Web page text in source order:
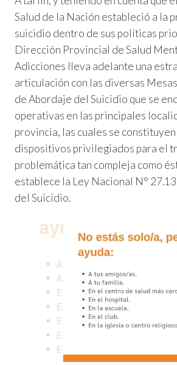
Salud de la Nación estableció a la
suicidio dentro de sus políticas
Dirección Provincial de Salud
Adicciones lleva adelante una
articulación con las diversas
de Abordaje del Suicidio que se
operativas en las principales
provincia, las cuales se constituyen
dispositivos privilegiados para el
problemática tan compleja como
establece la Ley Nacional N°
del Suicidio.